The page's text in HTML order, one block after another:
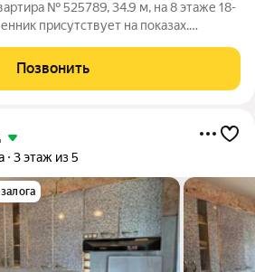
№ 525789, 34.9 м, на 8 этаже 18-
присутствует на показах.
По условиям проживания: можно с
Из
Позвонить
3 этаж из 5